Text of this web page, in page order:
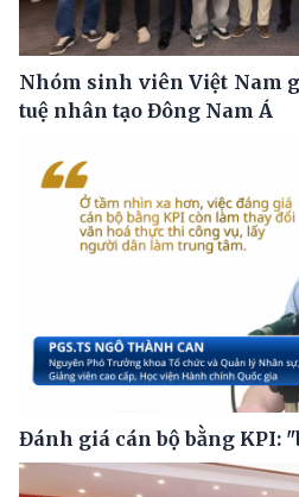
Nhóm sinh viên Việt Nam
tuệ nhân tạo Đông Nam Á
Đánh giá cán bộ bằng KPI: